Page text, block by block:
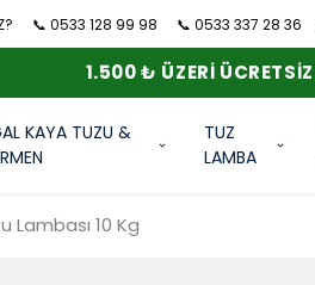
📞 0533 128 99 98 📞 0533 337 28 36
1.500 ₺ ÜZERI
KAYA TUZU &
TUZ
LAMBA
Lambası 10 Kg